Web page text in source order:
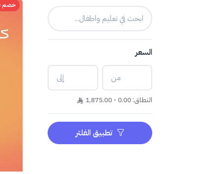
السعر
النطاق: 0.00 - 1,875.00
تطبيق الفلتر
خصم 70%